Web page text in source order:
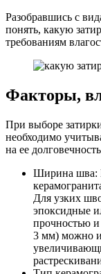
Разобравшись с
понять, какую
требованиям
Факторы,
При выборе
необходимо
на ее
Ширина шва:
Для узких
эпоксидные
прочностью
3 мм) можно